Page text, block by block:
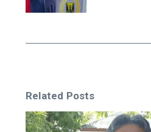
Related Posts